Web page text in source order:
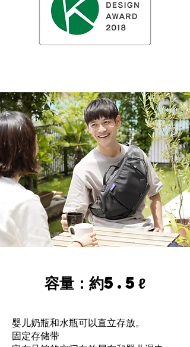
容量：約5.5ℓ
婴儿奶瓶和水瓶可以直立存放。
固定存储带